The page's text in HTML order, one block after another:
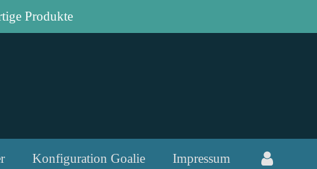
Produkte
Konfiguration Goalie Impressum